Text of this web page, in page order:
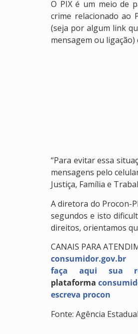
O PIX é um meio de
crime relacionado ao
(seja por algum link
mensagem ou
“Para evitar essa
mensagens pelo
Justiça, Família e
A diretora do Procon-
segundos e isto
direitos, orientamos
CANAIS PARA
consumidor.gov.br
faça aqui sua
plataforma
escreva procon
Fonte: Agência